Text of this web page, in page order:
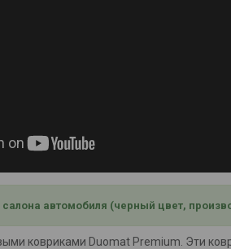
автомобиля (черный цвет,
ковриками Duomat Premium. Эти